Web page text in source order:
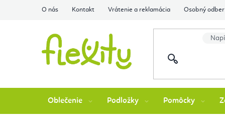
O nás Kontakt Vrátenie a reklamácia Osobný
Oblečenie Podložky Pomôcky